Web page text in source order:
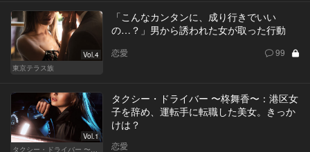
Vol.4
東京テラス族
「こんなカンタンに、成り行きでいい
の…？」男から誘われた女が取った行動
恋愛 99
Vol.1
タクシー・ドライバー 〜柊舞香〜：港区女
子を辞め、運転手に転職した美女。きっか
けは？
恋愛